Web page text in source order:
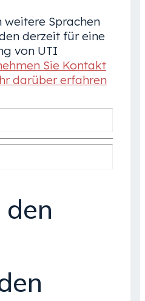
weitere Sprachen
derzeit für eine
von UTI
Sie Kontakt
darüber erfahren